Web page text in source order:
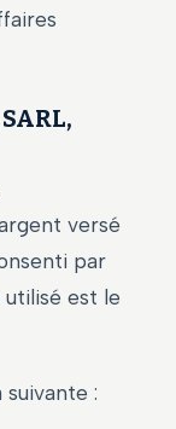
versé
par
utilisé est le
: